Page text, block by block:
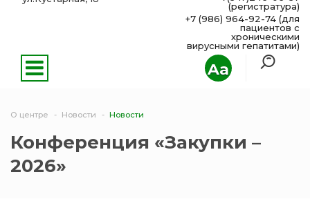
Aa
(регистратура)
+7 (986) 964-92-74 (для
пациентов с
хроническими
вирусными гепатитами)
О центре Новости Новости
Конференция «Закупки –
2026»